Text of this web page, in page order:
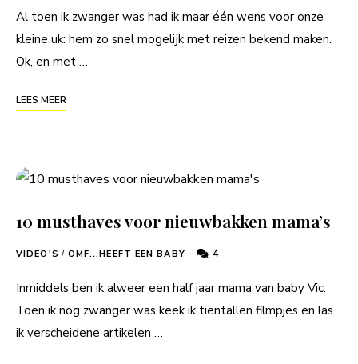
Al toen ik zwanger was had ik maar één wens voor onze
kleine uk: hem zo snel mogelijk met reizen bekend maken.
Ok, en met …
LEES MEER
10 musthaves voor nieuwbakken mama’s
VIDEO'S / OMF...HEEFT EEN BABY 4
Inmiddels ben ik alweer een half jaar mama van baby Vic.
Toen ik nog zwanger was keek ik tientallen filmpjes en las
ik verscheidene artikelen …